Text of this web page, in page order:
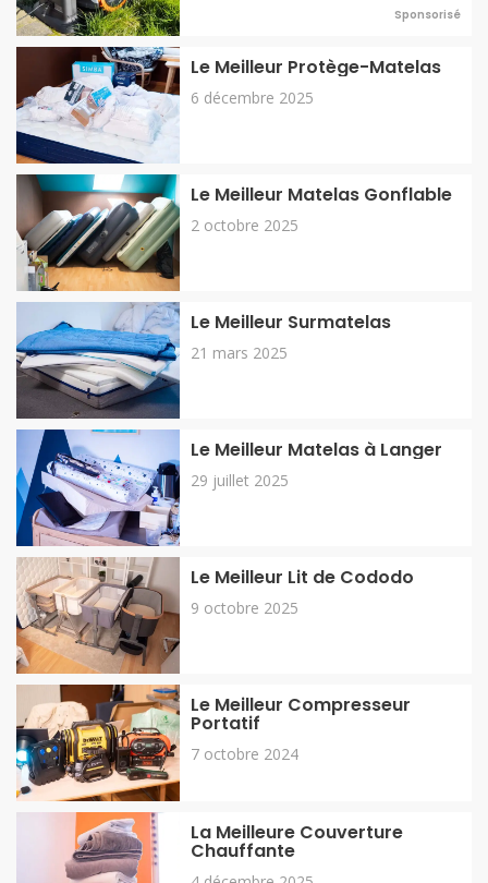
Sponsorisé
Le Meilleur Protège-Matelas
6 décembre 2025
Le Meilleur Matelas Gonflable
2 octobre 2025
Le Meilleur Surmatelas
21 mars 2025
Le Meilleur Matelas à Langer
29 juillet 2025
Le Meilleur Lit de Cododo
9 octobre 2025
Le Meilleur Compresseur
Portatif
7 octobre 2024
La Meilleure Couverture
Chauffante